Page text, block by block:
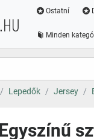
Ostatní
Minden
Lepedők Jersey
Egyszínű